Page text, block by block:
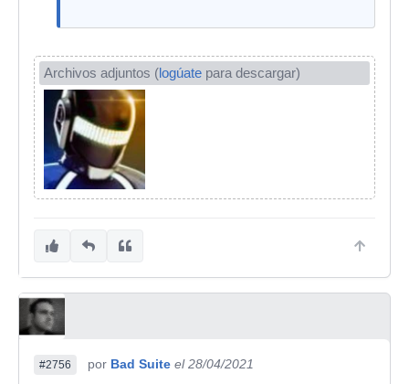
Archivos adjuntos (logúate para descargar)
#2756 por Bad Suite el 28/04/2021